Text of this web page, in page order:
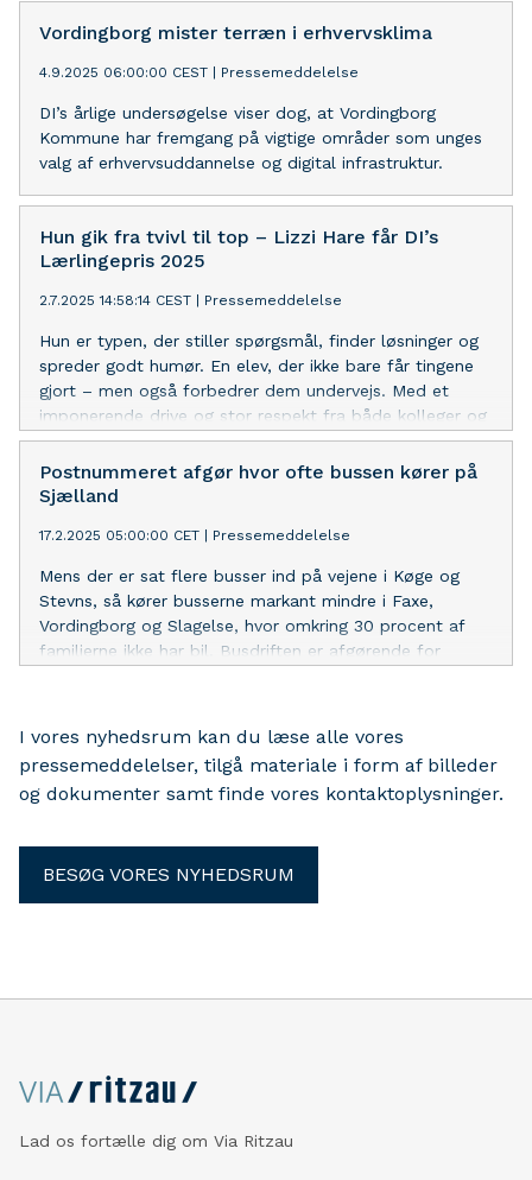
Vordingborg mister terræn i erhvervsklima
4.9.2025 06:00:00 CEST Pressemeddelelse
DI’s årlige undersøgelse viser dog, at Vordingborg
Kommune har fremgang på vigtige områder som unges
valg af erhvervsuddannelse og digital infrastruktur.
Hun gik fra tvivl til top – Lizzi Hare får DI’s
Lærlingepris 2025
2.7.2025 14:58:14 CEST Pressemeddelelse
Hun er typen, der stiller spørgsmål, finder løsninger og
spreder godt humør. En elev, der ikke bare får tingene
gjort – men også forbedrer dem undervejs. Med et
imponerende drive og stor respekt fra både kolleger og
ledelse blev Lizzi Hare onsdag den 2. juli hædret med
Lærlingeprisen 2025 fra DI Sydsjælland.
Postnummeret afgør hvor ofte bussen kører på
Sjælland
17.2.2025 05:00:00 CET Pressemeddelelse
Mens der er sat flere busser ind på vejene i Køge og
Stevns, så kører busserne markant mindre i Faxe,
Vordingborg og Slagelse, hvor omkring 30 procent af
familierne ikke har bil. Busdriften er afgørende for
I vores nyhedsrum kan du læse alle vores
pressemeddelelser, tilgå materiale i form af billeder
og dokumenter samt finde vores kontaktoplysninger.
BESØG VORES NYHEDSRUM
Lad os fortælle dig om Via Ritzau